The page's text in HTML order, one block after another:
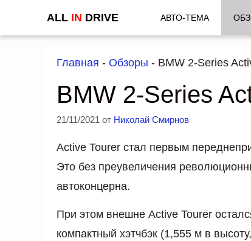
ALL IN DRIVE АВТО-ТЕМА
Главная - Обзоры - BMW 2-Series
BMW 2-Series
21/11/2021 от Николай Смирнов
Active Tourer стал первым
Это без преувеличения
автоконцерна.
При этом внешне Active Tourer
компактный хэтчбэк (1,555 м в